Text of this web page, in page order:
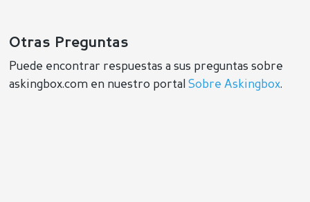
Otras Preguntas
Puede encontrar respuestas a sus preguntas sobre
askingbox.com en nuestro portalSobre Askingbox.